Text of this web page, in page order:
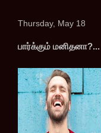
Thursday, May 18
பார்க்கும்